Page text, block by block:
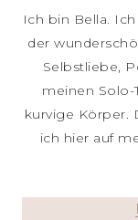
Ich bin Bella.
der
Selbstliebe,
meinen
kurvige Körper.
ich hier auf